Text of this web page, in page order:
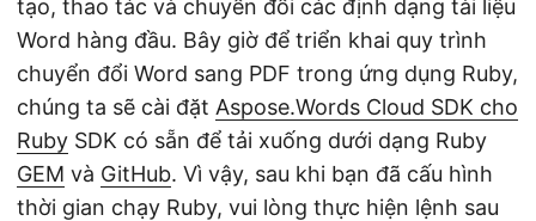
tạo, thao tác và chuyển đổi các định dạng tài liệu
Word hàng đầu. Bây giờ để triển khai quy trình
chuyển đổi Word sang PDF trong ứng dụng Ruby,
chúng ta sẽ cài đặt Aspose.Words Cloud SDK cho
Ruby SDK có sẵn để tải xuống dưới dạng Ruby
GEM và GitHub. Vì vậy, sau khi bạn đã cấu hình
thời gian chạy Ruby, vui lòng thực hiện lệnh sau